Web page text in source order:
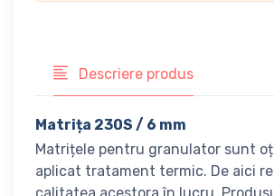
Descriere produs
Matrița 230S / 6 mm
Matrițele pentru granulator sunt
aplicat tratament termic. De aici